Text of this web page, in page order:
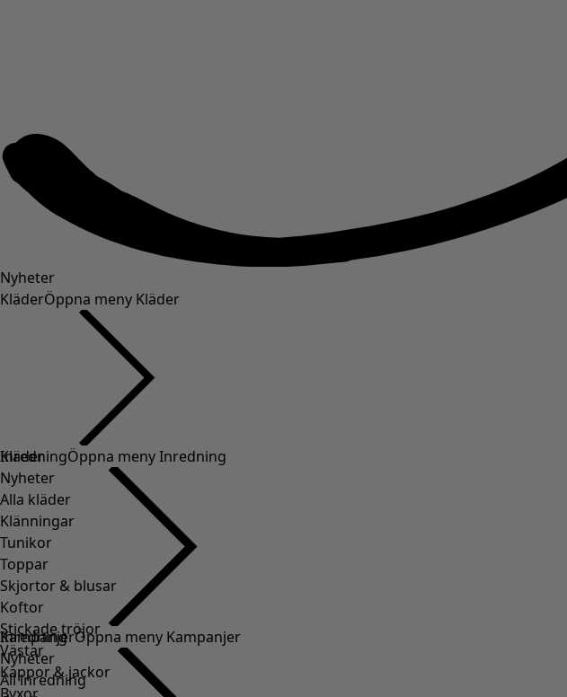
Nyheter
KläderÖppna meny Kläder
Kläder
Nyheter
Alla kläder
Klänningar
Tunikor
Toppar
Skjortor & blusar
Koftor
Stickade tröjor
Västar
Kappor & jackor
InredningÖppna meny Inredning
Inredning
Nyheter
All inredning
KampanjerÖppna meny Kampanjer